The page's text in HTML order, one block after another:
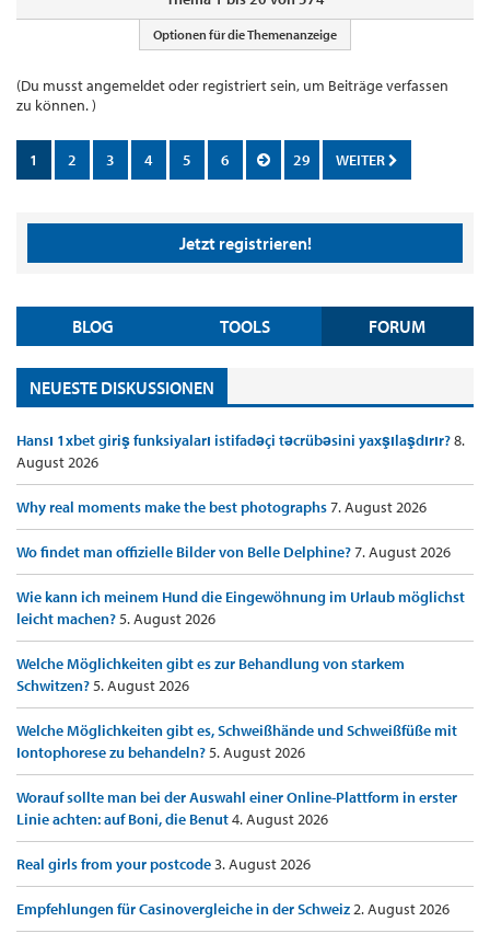
Optionen für die Themenanzeige
(Du musst angemeldet oder registriert sein, um Beiträge verfassen
zu können. )
1 2 3 4 5 6 29 WEITER
Jetzt registrieren!
BLOG TOOLS FORUM
NEUESTE DISKUSSIONEN
Hansı 1xbet giriş funksiyaları istifadəçi təcrübəsini yaxşılaşdırır?8.
August 2026
Why real moments make the best photographs7. August 2026
Wo findet man offizielle Bilder von Belle Delphine?7. August 2026
Wie kann ich meinem Hund die Eingewöhnung im Urlaub möglichst
leicht machen?5. August 2026
Welche Möglichkeiten gibt es zur Behandlung von starkem
Schwitzen?5. August 2026
Welche Möglichkeiten gibt es, Schweißhände und Schweißfüße mit
Iontophorese zu behandeln?5. August 2026
Worauf sollte man bei der Auswahl einer Online-Plattform in erster
Linie achten: auf Boni, die Benut4. August 2026
Real girls from your postcode3. August 2026
Empfehlungen für Casinovergleiche in der Schweiz2. August 2026